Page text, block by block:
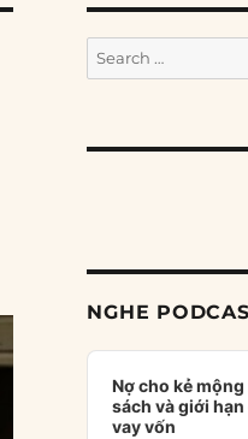
Search
for:
NGHE
Audio
Player
Nợ cho kẻ
sách và giới
vay vốn